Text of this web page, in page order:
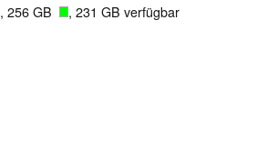
256 GB , 231 GB verfügbar